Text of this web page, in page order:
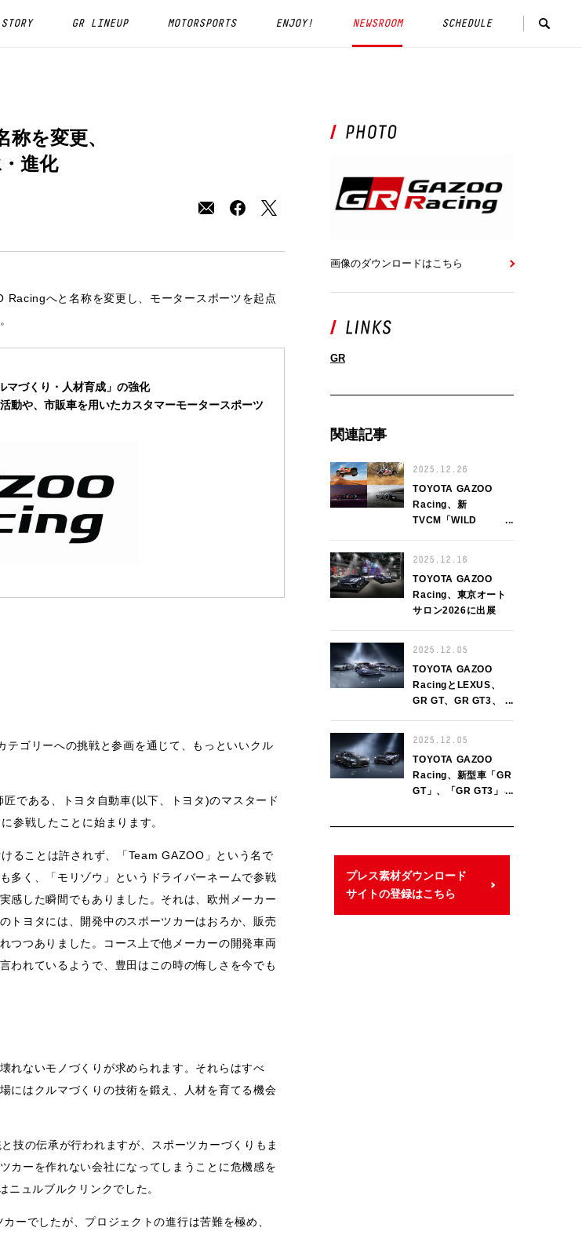
GR LINEUP MOTORSPORTS ENJOY! NEWSROOM SCHEDULE
を変更、
進化
へと名称を変更し、モータースポーツを起点
マづくり・人材育成」の強化
動や、市販車を用いたカスタマーモータースポーツ
ゴリーへの挑戦と参画を通じて、もっといいクル
である、トヨタ自動車(以下、トヨタ)のマスタード
参戦したことに始まります。
ることは許されず、「Team GAZOO」という名で
多く、「モリゾウ」というドライバーネームで参戦
感した瞬間でもありました。それは、欧州メーカー
トヨタには、開発中のスポーツカーはおろか、販売
つつありました。コース上で他メーカーの開発車両
われているようで、豊田はこの時の悔しさを今でも
れないモノづくりが求められます。それらはすべ
にはクルマづくりの技術を鍛え、人材を育てる機会
技の伝承が行われますが、スポーツカーづくりもま
カーを作れない会社になってしまうことに危機感を
ュルブルクリンクでした。
ーでしたが、プロジェクトの進行は苦難を極め、
画像のダウンロードはこちら
GR
関連記事
2025.12.26
TOYOTA GAZOO
Racing、新
TVCM「WILD
2025.12.16
TOYOTA GAZOO
Racing、東京オート
サロン2026に出展
2025.12.05
TOYOTA GAZOO
RacingとLEXUS、
GR GT、GR GT3、
2025.12.05
TOYOTA GAZOO
Racing、新型車「GR
GT」、「GR GT3」を
プレス素材ダウンロード
サイトの登録はこちら